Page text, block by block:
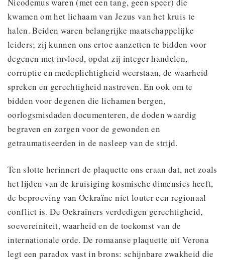
kwamen om het lichaam van Jezus van het kruis te
halen. Beiden waren belangrijke maatschappelijke
leiders; zij kunnen ons ertoe aanzetten te bidden voor
degenen met invloed, opdat zij integer handelen,
corruptie en medeplichtigheid weerstaan, de waarheid
spreken en gerechtigheid nastreven. En ook om te
bidden voor degenen die lichamen bergen,
oorlogsmisdaden documenteren, de doden waardig
begraven en zorgen voor de gewonden en
getraumatiseerden in de nasleep van de strijd.
Ten slotte herinnert de plaquette ons eraan dat, net zoals
het lijden van de kruisiging kosmische dimensies heeft,
de beproeving van Oekraïne niet louter een regionaal
conflict is. De Oekraïners verdedigen gerechtigheid,
soevereiniteit, waarheid en de toekomst van de
internationale orde. De romaanse plaquette uit Verona
legt een paradox vast in brons: schijnbare zwakheid die